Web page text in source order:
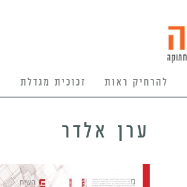
להרחיק ראות זכוכית מגדלת
ערן אלדר